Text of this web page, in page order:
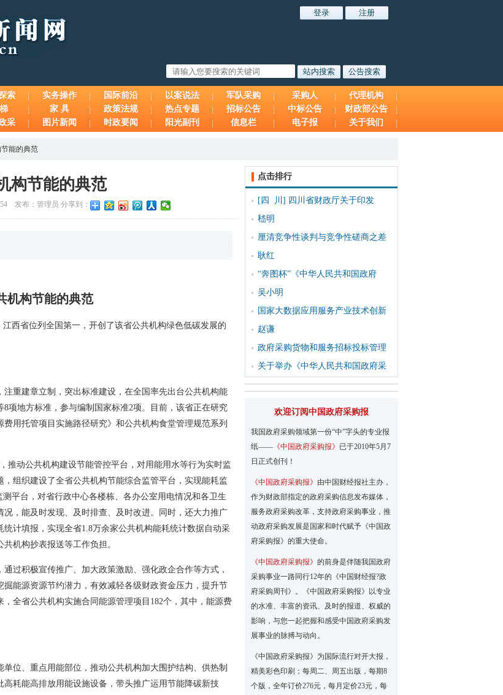
索 实务操作 国际前沿 以案说法 军队采购 采购人
代理机构
家 具 政策法规 热点专题 招标公告 中标公告
财政部公告
采 图片新闻 时政要闻 阳光副刊 信息栏 电子报 关于我们
能的典范
构节能的典范
发布：管理员 分享到：
机构节能的典范
西省位列全国第一，开创了该省公共机构绿色低碳发展的
重建章立制，突出标准建设，在全国率先出台公共机构能
项地方标准，参与编制国家标准2项。目前，该省正在研究
用托管项目实施路径研究》和公共机构食堂管理规范系列
推动公共机构建设节能管控平台，对用能用水等行为实时监
组织建设了全省公共机构节能综合监管平台，实现能耗监
平台，对省行政中心各楼栋、各办公室用电情况和各卫生
，能及时发现、及时排查、及时改进。同时，还大力推广
计填报，实现全省1.8万余家公共机构能耗统计数据自动采
机构抄表报送等工作负担。
过积极宣传推广、加大政策激励、强化政企合作等方式，
能源资源节约潜力，有效减轻各级财政资金压力，提升节
全省公共机构实施合同能源管理项目182个，其中，能源费
位、重点用能部位，推动公共机构加大围护结构、供热制
耗能高排放用能设施设备，带头推广运用节能降碳新技
点击排行
[四 川] 四川省财政厅关于印发
嵇明
厘清竞争性谈判与竞争性磋商之差
耿红
“奔图杯”《中华人民共和国政府
吴小明
国家大数据应用服务产业技术创新
赵谦
政府采购货物和服务招标投标管理
关于举办《中华人民共和国政府采
欢迎订阅中国政府采购报
我国政府采购领域第一份“中”字头的专业报
纸—— 《中国政府采购报》 已于2010年5月7
日正式创刊！
《中国政府采购报》 由中国财经报社主办，
作为财政部指定的政府采购信息发布媒体，
服务政府采购改革，支持政府采购事业，推
动政府采购发展是国家和时代赋予《中国政
府采购报》的重大使命。
《中国政府采购报》 的前身是伴随我国政府
采购事业一路同行12年的《中国财经报?政
府采购周刊》。《中国政府采购报》以专业
的水准、丰富的资讯、及时的报道、权威的
影响，与您一起把握和感受中国政府采购发
展事业的脉搏与动向。
《中国政府采购报》为国际流行对开大报，
精美彩色印刷；每周二、周五出版，每期8
个版，全年订价276元，每月定价23元，每